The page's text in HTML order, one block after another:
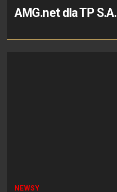
AMG.net dla TP S.A.
NEWSY